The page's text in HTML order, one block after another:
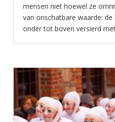
mensen niet hoewel ze
van onschatbare waarde:
onder tot boven versierd met